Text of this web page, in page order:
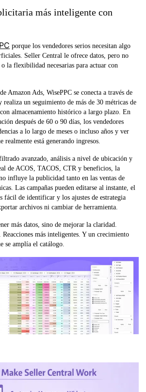
más inteligente con
porque los vendedores serios necesitan algo
Seller Central le ofrece datos, pero no
la flexibilidad necesarias para actuar con
Amazon Ads, WisePPC se conecta a través de
realiza un seguimiento de más de 30 métricas de
almacenamiento histórico a largo plazo. En
después de 60 o 90 días, los vendedores
a lo largo de meses o incluso años y ver
realmente está generando ingresos.
avanzado, análisis a nivel de ubicación y
de ACOS, TACOS, CTR y beneficios, la
influye la publicidad tanto en las ventas de
Las campañas pueden editarse al instante, el
fácil de identificar y los ajustes de estrategia
archivos ni cambiar de herramienta.
más datos, sino de mejorar la claridad.
Reacciones más inteligentes. Y un crecimiento
se amplía el catálogo.